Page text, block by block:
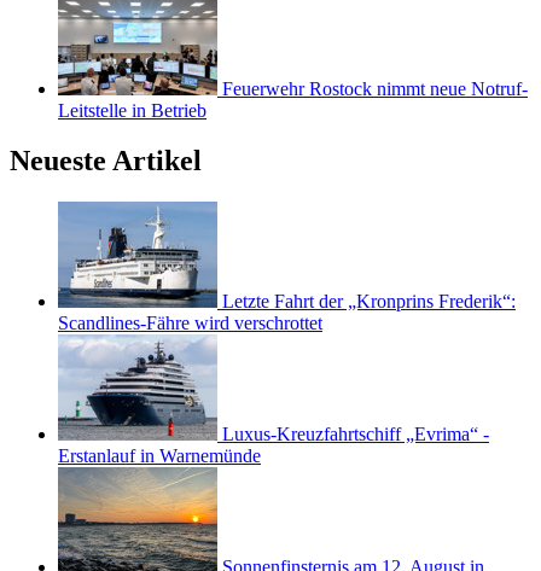
Feuerwehr Rostock nimmt neue Notruf-
Leitstelle in Betrieb
Neueste Artikel
Letzte Fahrt der „Kronprins Frederik“:
Scandlines-Fähre wird verschrottet
Luxus-Kreuzfahrtschiff „Evrima“ -
Erstanlauf in Warnemünde